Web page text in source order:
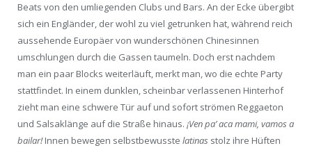
Beats von den umliegenden Clubs und Bars. An der Ecke übergibt
sich ein Engländer, der wohl zu viel getrunken hat, während reich
aussehende Europäer von wunderschönen Chinesinnen
umschlungen durch die Gassen taumeln. Doch erst nachdem
man ein paar Blocks weiterläuft, merkt man, wo die echte Party
stattfindet. In einem dunklen, scheinbar verlassenen Hinterhof
zieht man eine schwere Tür auf und sofort strömen Reggaeton
und Salsaklänge auf die Straße hinaus. ¡Ven pa’ aca mami, vamos a
bailar!Innen bewegen selbstbewusste latinas stolz ihre Hüften